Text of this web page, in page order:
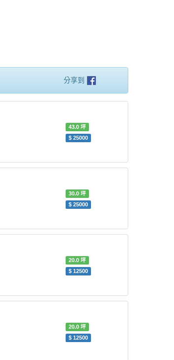
分享到
43.0坪
$ 25000
30.0坪
$ 25000
20.0坪
$ 12500
20.0坪
$ 12500